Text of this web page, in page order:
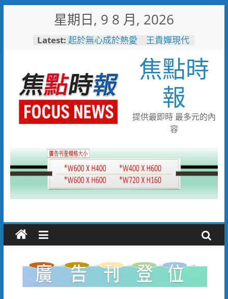
星期日, 9 8 月, 2026
Latest: 「高雄親子樂園」爆紅！全臺最
大免費園區首日吸三萬人朝聖
輕軌更突破4,000人次
起於無心成於熱愛 王貴嬋現代
水墨個展
跨域整合守護全家！鳳山醫院結
合閱讀行動與健康宣導慶父親節
臺鐵高雄機廠變身全台最大免費
樂園 陳其邁:保存百年產業記
憶！
雄親子遊樂園開幕首日人潮爆棚
焦點時
報
提供最即時 最多元的內
容